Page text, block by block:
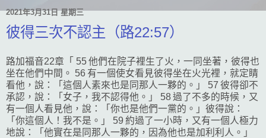
2021年3月31日 星期三
彼得三次不認主（路22:57）
路加福音22章「 55 他們在院子裡生了火，一同坐著，彼得也
坐在他們中間。 56 有一個使女看見彼得坐在火光裡，就定睛
看他，說：「這個人素來也是同那人一夥的。」 57 彼得卻不
承認，說：「女子，我不認得他。」 58 過了不多的時候，又
有一個人看見他，說：「你也是他們一黨的。」彼得說：
「你這個人！我不是。」 59 約過了一小時，又有一個人極力
地說：「他實在是同那人一夥的，因為他也是加利利人。」